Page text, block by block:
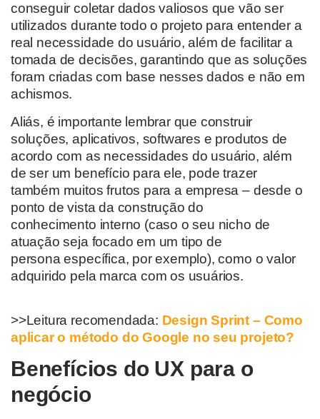
conseguir coletar dados valiosos que vãoser
utilizados durante todo o projeto para entender a
real necessidade do usuário, além de facilitar a
tomada de decisões, garantindo que as soluções
foram criadas com base nesses dados e não em
achismos.
Aliás, é importante lembrar que construir
soluções, aplicativos, softwares e produtos de
acordo com as necessidades do usuário, além
de ser um benefício paraele, pode trazer
também muitosfrutos para a empresa – desde o
ponto de vista da construção do
conhecimento interno (caso o seu nicho de
atuaçãoseja focado em um tipo de
persona específica, por exemplo), como o valor
adquirido pela marca com os usuários.
>>Leitura recomendada: Design Sprint – Como
aplicar o método do Google no seu projeto?
Benefícios do UX para o
negócio